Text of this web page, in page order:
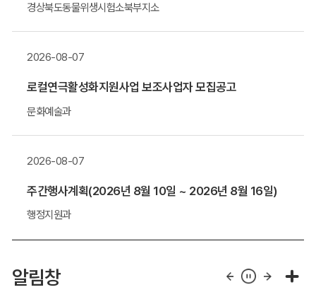
경상북도동물위생시험소북부지소
2026-08-07
로컬연극활성화지원사업 보조사업자 모집공고
문화예술과
2026-08-07
주간행사계획(2026년 8월 10일 ~ 2026년 8월 16일)
행정지원과
알림창